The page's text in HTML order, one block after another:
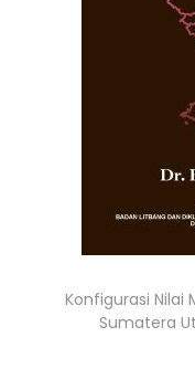
Konfigurasi Nilai
Sumatera